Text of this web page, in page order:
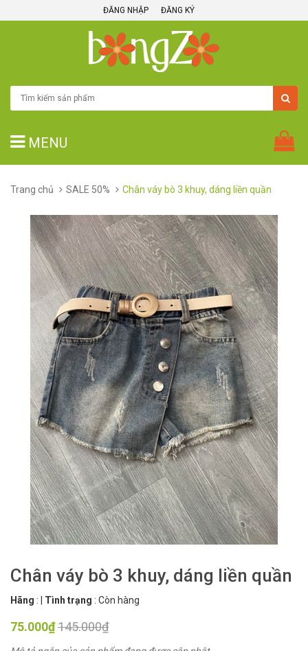
ĐĂNG NHẬP ĐĂNG KÝ
MENU
Trang chủ SALE 50% Chân váy bò 3 khuy, dáng liền quần
Chân váy bò 3 khuy, dáng liền quần
Hãng : Tình trạng : Còn hàng
75.000₫145.000₫